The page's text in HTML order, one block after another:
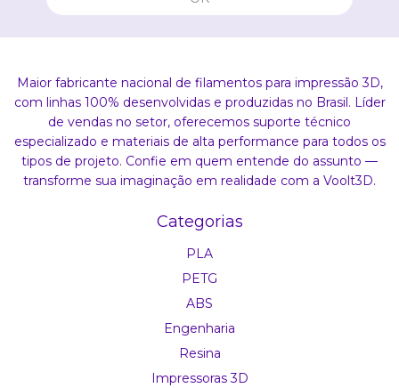
Maior fabricante nacional de filamentos para impressão 3D,
com linhas 100% desenvolvidas e produzidas no Brasil. Líder
de vendas no setor, oferecemos suporte técnico
especializado e materiais de alta performance para todos os
tipos de projeto. Confie em quem entende do assunto —
transforme sua imaginação em realidade com a Voolt3D.
Categorias
PLA
PETG
ABS
Engenharia
Resina
Impressoras 3D